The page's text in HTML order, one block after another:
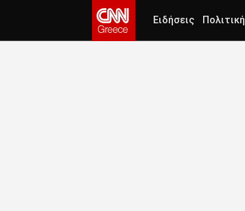
Ειδήσεις Πολιτική